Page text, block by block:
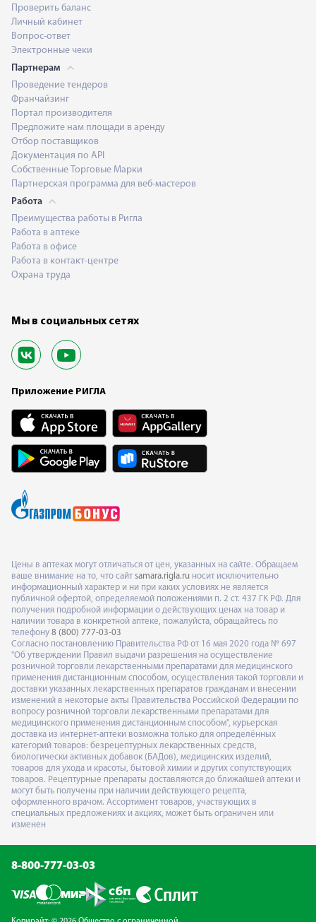
Проверить баланс
Личный кабинет
Вопрос-ответ
Электронные чеки
Партнерам
Проведение тендеров
Франчайзинг
Портал производителя
Предложите нам площади в аренду
Отбор поставщиков
Документация по API
Собственные Торговые Марки
Партнерская программа для веб-мастеров
Работа
Преимущества работы в Ригла
Работа в аптеке
Работа в офисе
Работа в контакт-центре
Охрана труда
Мы в социальных сетях
Приложение РИГЛА
Цены в аптеках могут отличаться от цен, указанных на сайте. Обращаем
ваше внимание на то, что сайт samara.rigla.ru носит исключительно
информационный характер и ни при каких условиях не является
публичной офертой, определяемой положениями п. 2 ст. 437 ГК РФ. Для
получения подробной информации о действующих ценах на товар и
наличии товара в конкретной аптеке, пожалуйста, обращайтесь по
телефону 8 (800) 777-03-03
Согласно постановлению Правительства РФ от 16 мая 2020 года № 697
"Об утверждении Правил выдачи разрешения на осуществление
розничной торговли лекарственными препаратами для медицинского
применения дистанционным способом, осуществления такой торговли и
доставки указанных лекарственных препаратов гражданам и внесении
изменений в некоторые акты Правительства Российской Федерации по
вопросу розничной торговли лекарственными препаратами для
медицинского применения дистанционным способом", курьерская
доставка из интернет-аптеки возможна только для определённых
категорий товаров: безрецептурных лекарственных средств,
биологически активных добавок (БАДов), медицинских изделий,
товаров для ухода и красоты, бытовой химии и других сопутствующих
товаров. Рецептурные препараты доставляются до ближайшей аптеки и
могут быть получены при наличии действующего рецепта,
оформленного врачом. Ассортимент товаров, участвующих в
специальных предложениях и акциях, может быть ограничен или
изменен
8-800-777-03-03